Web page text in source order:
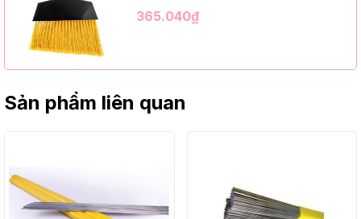
12 Bộ/Thùng (9" Angle Broom, Black
365.040₫
Sản phẩm liên quan